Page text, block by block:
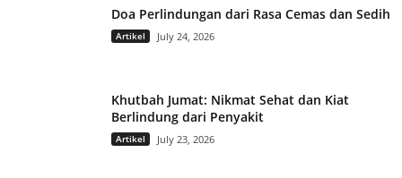
Doa Perlindungan dari Rasa Cemas dan Sedih
Artikel July 24, 2026
Khutbah Jumat: Nikmat Sehat dan Kiat
Berlindung dari Penyakit
Artikel July 23, 2026